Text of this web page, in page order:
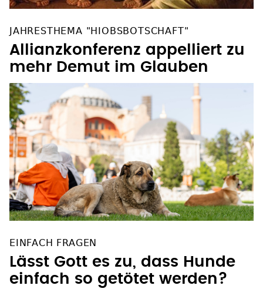
JAHRESTHEMA "HIOBSBOTSCHAFT"
Allianzkonferenz appelliert zu
mehr Demut im Glauben
EINFACH FRAGEN
Lässt Gott es zu, dass Hunde
einfach so getötet werden?